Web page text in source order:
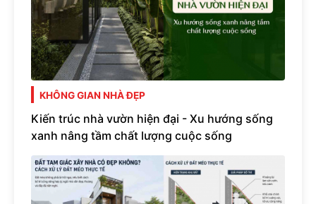
KHÔNG GIAN NHÀ ĐẸP
Kiến trúc nhà vườn hiện đại - Xu hướng sống
xanh nâng tầm chất lượng cuộc sống